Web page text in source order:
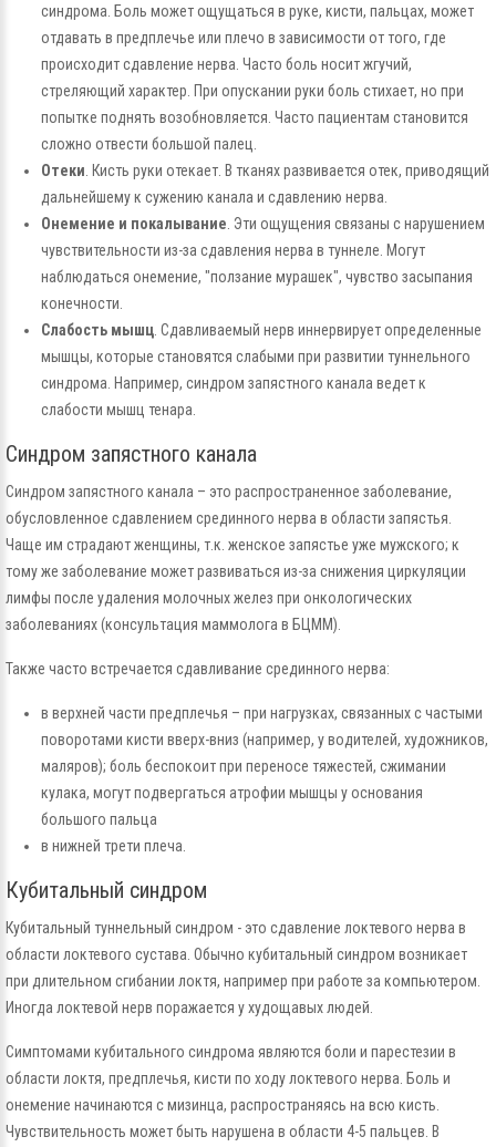
синдрома. Боль может ощущаться в руке, кисти, пальцах, может
отдавать в предплечье или плечо в зависимости от того, где
происходит сдавление нерва. Часто боль носит жгучий,
стреляющий характер. При опускании руки боль стихает, но при
попытке поднять возобновляется. Часто пациентам становится
сложно отвести большой палец.
Отеки . Кисть руки отекает. В тканях развивается отек, приводящий
дальнейшему к сужению канала и сдавлению нерва.
Онемение и покалывание . Эти ощущения связаны с нарушением
чувствительности из-за сдавления нерва в туннеле. Могут
наблюдаться онемение, "ползание мурашек", чувство засыпания
конечности.
Слабость мышц . Сдавливаемый нерв иннервирует определенные
мышцы, которые становятся слабыми при развитии туннельного
синдрома. Например, синдром запястного канала ведет к
слабости мышц тенара.
Синдром запястного канала
Синдром запястного канала – это распространенное заболевание,
обусловленное сдавлением срединного нерва в области запястья.
Чаще им страдают женщины, т.к. женское запястье уже мужского; к
тому же заболевание может развиваться из-за снижения циркуляции
лимфы после удаления молочных желез при онкологических
заболеваниях (консультация маммолога в БЦММ).
Также часто встречается сдавливание срединного нерва:
в верхней части предплечья – при нагрузках, связанных с частыми
поворотами кисти вверх-вниз (например, у водителей, художников,
маляров); боль беспокоит при переносе тяжестей, сжимании
кулака, могут подвергаться атрофии мышцы у основания
большого пальца
в нижней трети плеча.
Кубитальный синдром
Кубитальный туннельный синдром - это сдавление локтевого нерва в
области локтевого сустава. Обычно кубитальный синдром возникает
при длительном сгибании локтя, например при работе за компьютером.
Иногда локтевой нерв поражается у худощавых людей.
Симптомами кубитального синдрома являются боли и парестезии в
области локтя, предплечья, кисти по ходу локтевого нерва. Боль и
онемение начинаются с мизинца, распространяясь на всю кисть.
Чувствительность может быть нарушена в области 4-5 пальцев. В